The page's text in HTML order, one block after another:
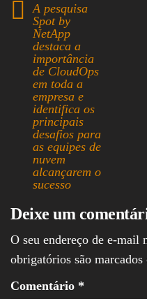
ok ds
A pesquisa
Spot by
NetApp
destaca a
importância
de CloudOps
em toda a
empresa e
identifica os
principais
desafios para
as equipes de
nuvem
alcançarem o
sucesso
Deixe um
O seu endereço de e-mail
obrigatórios são marcados
Comentário *